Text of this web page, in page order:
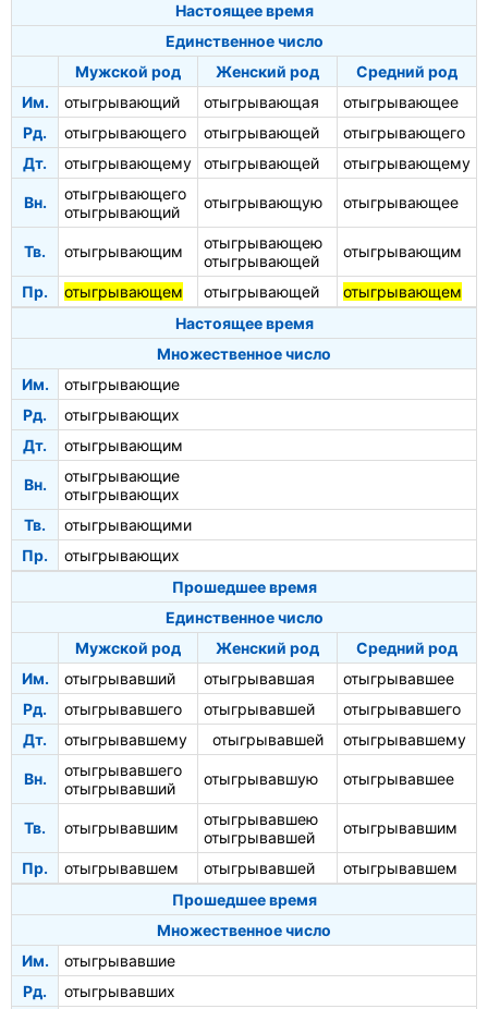
Настоящее время
Единственное число
Мужской род
Женский род
Средний род
Им.
отыгрывающий отыгрывающая
отыгрывающее
Рд.
отыгрывающего отыгрывающей
отыгрывающего
Дт.
отыгрывающему отыгрывающей отыгрывающему
Вн.
отыгрывающего
отыгрывающий
отыгрывающую отыгрывающее
Тв. отыгрывающим
отыгрывающею
отыгрывающей
отыгрывающим
Пр. отыгрывающем отыгрывающей
отыгрывающем
Настоящее время
Множественное число
Им.
отыгрывающие
Рд.
отыгрывающих
Дт.
отыгрывающим
Вн.
отыгрывающие
отыгрывающих
Тв.
отыгрывающими
Пр.
отыгрывающих
Прошедшее время
Единственное число
Мужской род
Женский род
Средний род
Им.
отыгрывавший отыгрывавшая
отыгрывавшее
Рд.
отыгрывавшего отыгрывавшей
отыгрывавшего
Дт.
отыгрывавшему отыгрывавшей отыгрывавшему
Вн.
отыгрывавшего
отыгрывавший
отыгрывавшую отыгрывавшее
Тв. отыгрывавшим
отыгрывавшею
отыгрывавшей
отыгрывавшим
Пр. отыгрывавшем отыгрывавшей
отыгрывавшем
Прошедшее время
Множественное число
Им.
отыгрывавшие
Рд.
отыгрывавших